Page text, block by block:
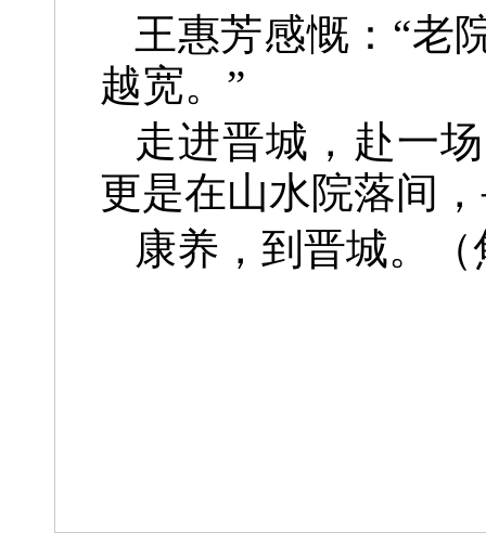
王惠芳感慨：“老
越宽。”
走进晋城，赴一
更是在山水院落间
康养，到晋城。